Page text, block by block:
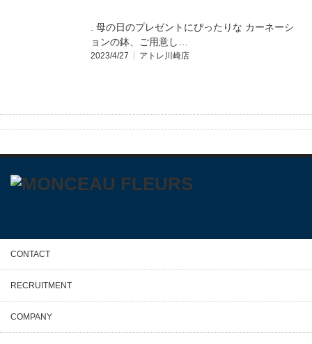
. 母の日のプレゼントにぴったりな カーネーシ
ョンの鉢、ご用意し…
2023/4/27 アトレ川崎店
CONTACT
RECRUITMENT
COMPANY